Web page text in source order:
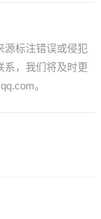
源标注错误或侵犯
系，我们将及时更
。